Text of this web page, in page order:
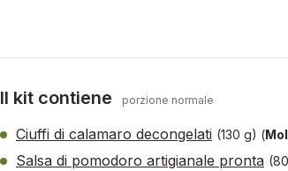
Il kit contiene porzione normale
Ciuffi di calamaro decongelati (130 g) (
Salsa di pomodoro artigianale pronta